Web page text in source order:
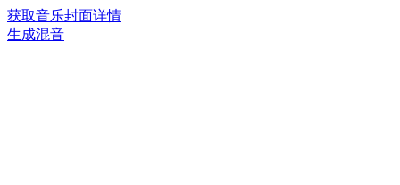
获取音乐封面详情
生成混音